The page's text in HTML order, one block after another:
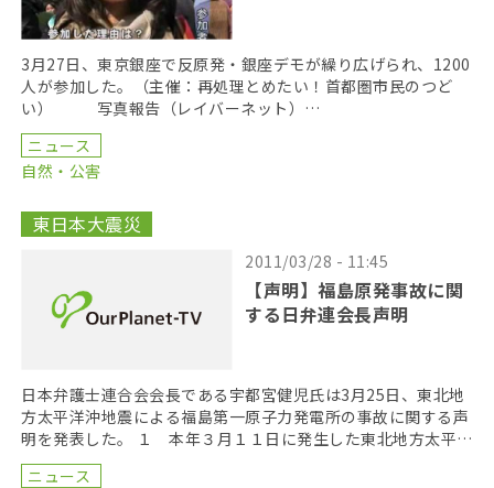
3月27日、東京銀座で反原発・銀座デモが繰り広げられ、1200
人が参加した。（主催：再処理とめたい！首都圏市民のつど
い） 写真報告（レイバーネット）
http://www.labornetjp.org/news/ […]
ニュース
自然・公害
東日本大震災
2011/03/28 - 11:45
【声明】福島原発事故に関
する日弁連会長声明
日本弁護士連合会会長である宇都宮健児氏は3月25日、東北地
方太平洋沖地震による福島第一原子力発電所の事故に関する声
明を発表した。 １ 本年３月１１日に発生した東北地方太平洋
沖地震及びこの地震によって引き起こされた大津波に […]
ニュース